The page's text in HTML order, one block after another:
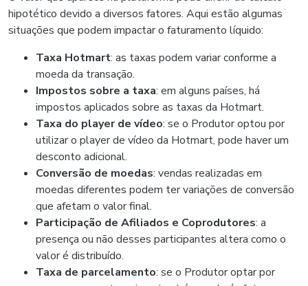
hipotético devido a diversos fatores. Aqui estão algumas
situações que podem impactar o faturamento líquido:
Taxa Hotmart: as taxas podem variar conforme a
moeda da transação.
Impostos sobre a taxa: em alguns países, há
impostos aplicados sobre as taxas da Hotmart.
Taxa do player de vídeo: se o Produtor optou por
utilizar o player de vídeo da Hotmart, pode haver um
desconto adicional.
Conversão de moedas: vendas realizadas em
moedas diferentes podem ter variações de conversão
que afetam o valor final.
Participação de Afiliados e Coprodutores: a
presença ou não desses participantes altera como o
valor é distribuído.
Taxa de parcelamento: se o Produtor optar por